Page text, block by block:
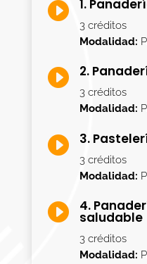
 1.
3 créditos
Modalidad:
 2.
3 créditos
Modalidad:
 3.
3 créditos
Modalidad:
 4.
saludable
3 créditos
Modalidad: